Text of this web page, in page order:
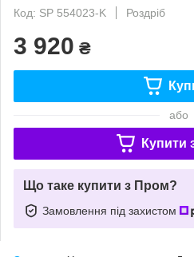
Код: SP 554023-K
Роздріб
3 920 ₴
або
Купити
Що таке купити з Пром?
Замовлення під захистом